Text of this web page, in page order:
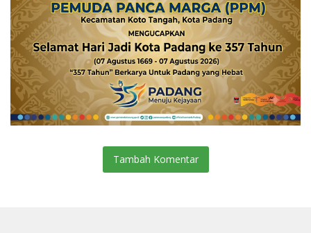
Tambah Komentar